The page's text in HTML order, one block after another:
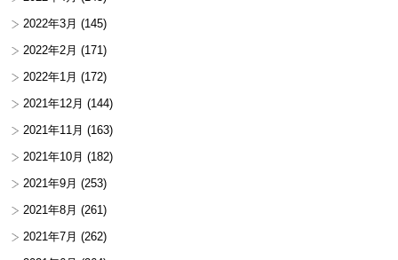
2022年3月 (145)
2022年2月 (171)
2022年1月 (172)
2021年12月 (144)
2021年11月 (163)
2021年10月 (182)
2021年9月 (253)
2021年8月 (261)
2021年7月 (262)